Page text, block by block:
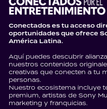
Conectados es tu acceso
oportunidades que ofrece
América Latina.
Aquí puedes descubrir
nuestros contenidos
creativas que conecten a tu
personas.
Nuestro ecosistema incluye
premium, artistas de Sony
marketing y franquicias.